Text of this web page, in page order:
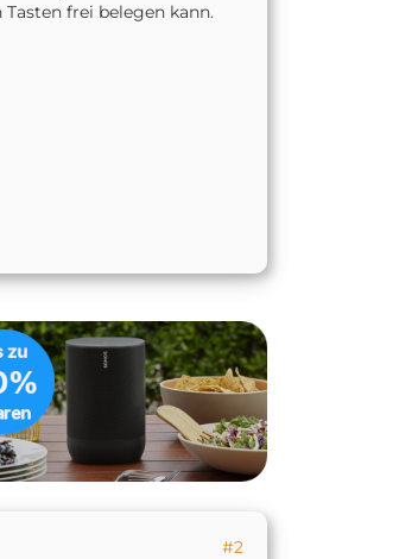
frei belegen kann.
#2